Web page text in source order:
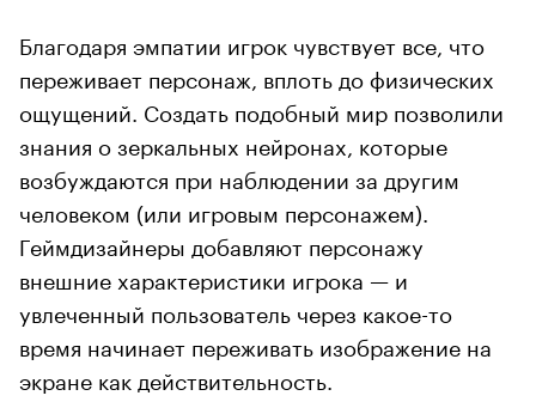
Благодаря эмпатии игрок чувствует все, что
переживает персонаж, вплоть до физических
ощущений. Создать подобный мир позволили
знания о зеркальных нейронах, которые
возбуждаются при наблюдении за другим
человеком (или игровым персонажем).
Геймдизайнеры добавляют персонажу
внешние характеристики игрока — и
увлеченный пользователь через какое-то
время начинает переживать изображение на
экране как действительность.